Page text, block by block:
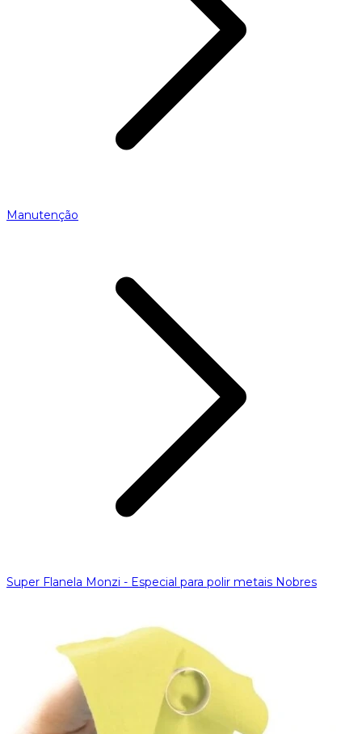
Manutenção
Super Flanela Monzi - Especial para polir metais Nobres